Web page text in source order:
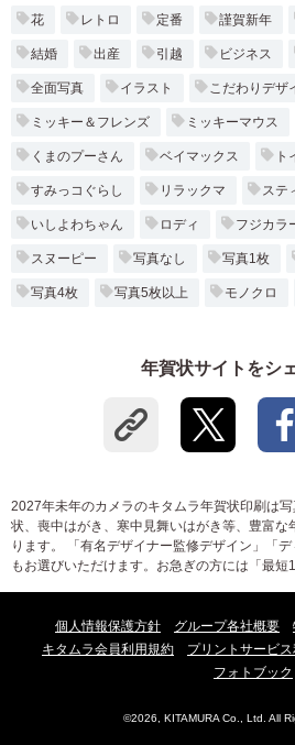
花 レトロ 定番 謹賀新年
結婚 出産 引越 ビジネス
全面写真 イラスト こだわりデザ
ミッキー＆フレンズ ミッキーマウス
くまのプーさん ベイマックス ト
すみっコぐらし リラックマ ステ
いしよわちゃん ロディ フジカラ
スヌーピー 写真なし 写真1枚
写真4枚 写真5枚以上 モノクロ
年賀状サイトをシ
2027年未年のカメラのキタムラ年賀状印刷は
状、喪中はがき、寒中見舞いはがき等、豊富な
ります。 「有名デザイナー監修デザイン」「
もお選びいただけます。お急ぎの方には「最短
個人情報保護方針 グループ各社概要
キタムラ会員利用規約
プリントサービ
フォトブック
©2026, KITAMURA Co., Ltd. All